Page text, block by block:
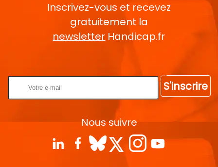
Inscrivez-vous et recevez
gratuitement la
newsletter Handicap.fr
S'inscrire
Nous suivre